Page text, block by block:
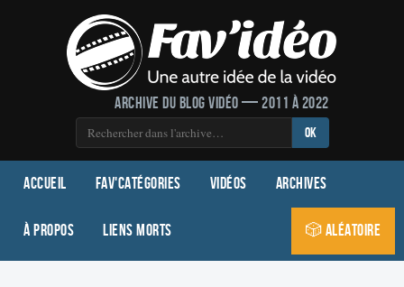
Archive du blog vidéo — 2011 à 2022
OK
Accueil Fav'Catégories Vidéos Archives
À propos Liens morts 🎲 Aléatoire